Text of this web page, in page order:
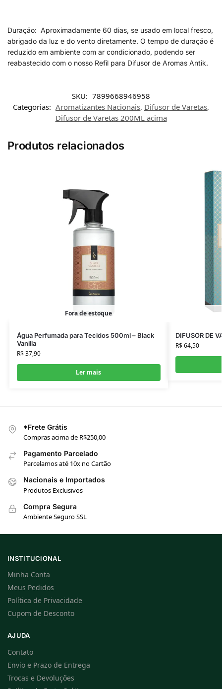
Duração: Aproximadamente 60 dias, se usado em local fresco,
abrigado da luz e do vento diretamente. O tempo de duração é
reduzido em ambiente com ar condicionado, podendo ser
reabastecido com o nosso Refil para Difusor de Aromas Antik.
SKU: 7899668946958
Categorias: Aromatizantes Nacionais, Difusor de Varetas,
Difusor de Varetas 200ML acima
Produtos relacionados
Fora de estoque
Água Perfumada para Tecidos 500ml – Black
Vanilla
R$37,90
Ler mais
DIFUSOR DE
R$64,50
*Frete Grátis
Compras acima de R$250,00
Pagamento Parcelado
Parcelamos até 10x no Cartão
Nacionais e Importados
Produtos Exclusivos
Compra Segura
Ambiente Seguro SSL
INSTITUCIONAL
Minha Conta
Meus Pedidos
Política de Privacidade
Cupom de Desconto
AJUDA
Contato
Envio e Prazo de Entrega
Trocas e Devoluções